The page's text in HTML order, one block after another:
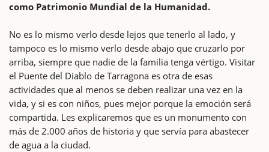
como Patrimonio Mundial de la Humanidad.
No es lo mismo verlo desde lejos que tenerlo al lado, y
tampoco es lo mismo verlo desde abajo que cruzarlo por
arriba, siempre que nadie de la familia tenga vértigo. Visitar
el Puente del Diablo de Tarragona es otra de esas
actividades que al menos se deben realizar una vez en la
vida, y si es con niños, pues mejor porque la emoción será
compartida. Les explicaremos que es un monumento con
más de 2.000 años de historia y que servía para abastecer
de agua a la ciudad.